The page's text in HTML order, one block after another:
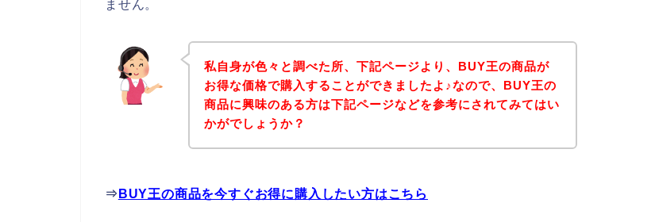
ません。
私自身が色々と調べた所、下記ページより、BUY王の商品が
お得な価格で購入することができましたよ♪なので、BUY王の
商品に興味のある方は下記ページなどを参考にされてみてはい
かがでしょうか？
⇒ BUY王の商品を今すぐお得に購入したい方はこちら